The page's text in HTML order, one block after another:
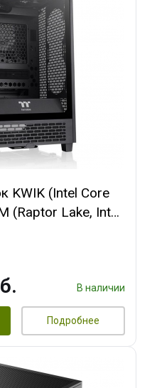
KWIK (Intel Core
(Raptor Lake, Intel
64 ГБ ОЗУ/ MSI
В наличии
Подробнее